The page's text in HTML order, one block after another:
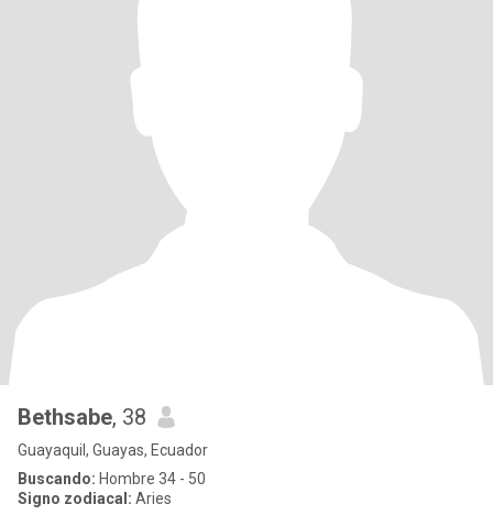
Bethsabe, 38
Guayaquil, Guayas, Ecuador
Buscando: Hombre 34 - 50
Signo zodiacal: Aries